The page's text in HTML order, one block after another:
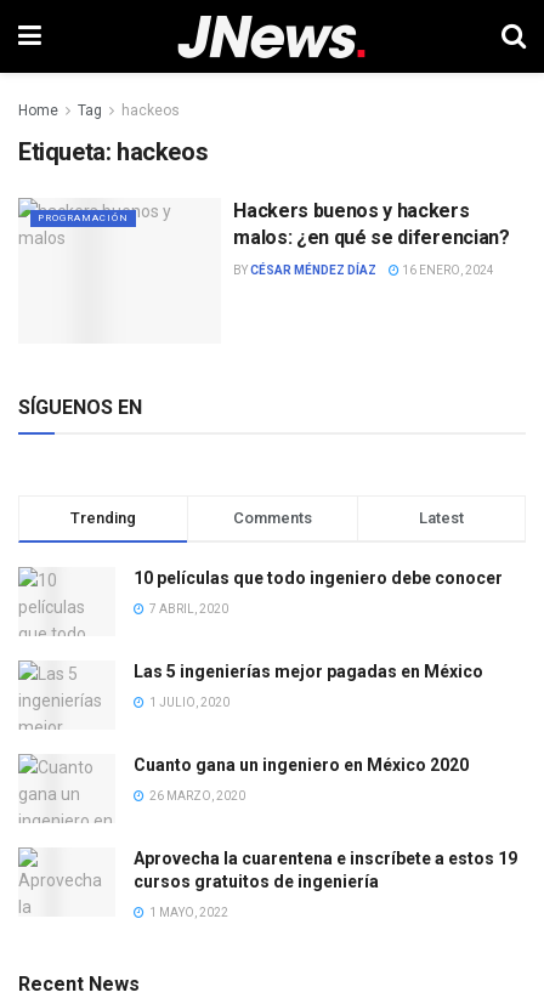
Home Tag hackeos
Etiqueta: hackeos
PROGRAMACIÓN
Hackers buenos y hackers
malos: ¿en qué se diferencian?
BYCÉSAR MÉNDEZ DÍAZ 16 ENERO, 2024
SÍGUENOS EN
Trending Comments Latest
10 películas que todo ingeniero debe conocer
7 ABRIL, 2020
Las 5 ingenierías mejor pagadas en México
1 JULIO, 2020
Cuanto gana un ingeniero en México 2020
26 MARZO, 2020
Aprovecha la cuarentena e inscríbete a estos 19
cursos gratuitos de ingeniería
1 MAYO, 2022
Recent News